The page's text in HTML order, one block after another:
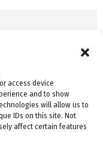
access device
and to show
will allow us to
IDs on this site. Not
affect certain features